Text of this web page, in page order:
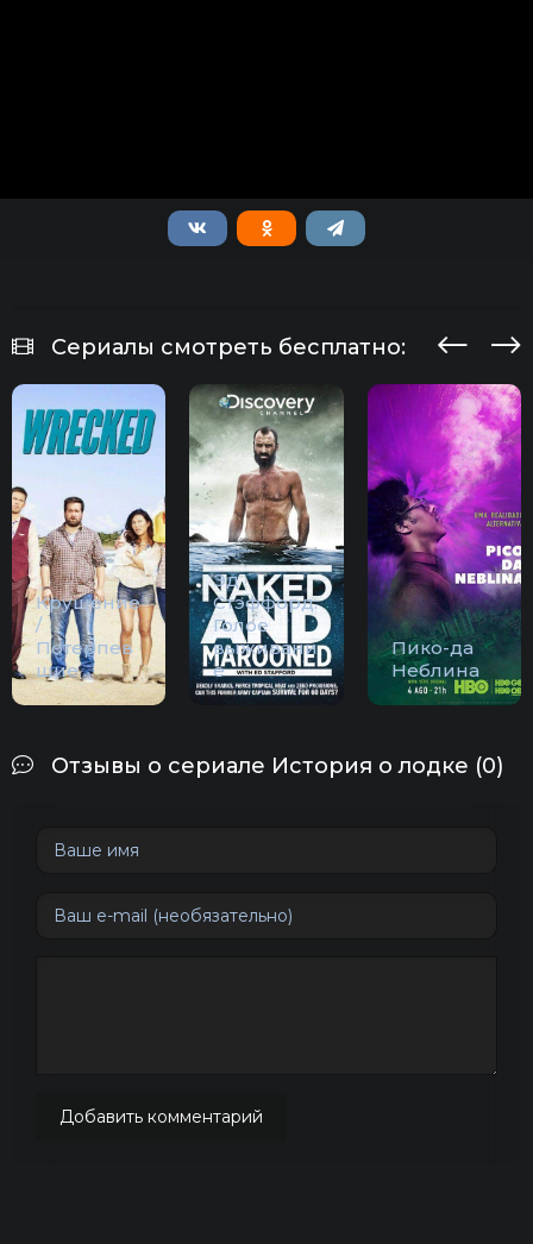
Сериалы смотреть бесплатно:
Крушение
/
Потерпев
шие
Эд
Стэффорд:
Голое
выживани
е
Пико-да
Неблина
Отзывы о сериале История о лодке (0)
Добавить комментарий